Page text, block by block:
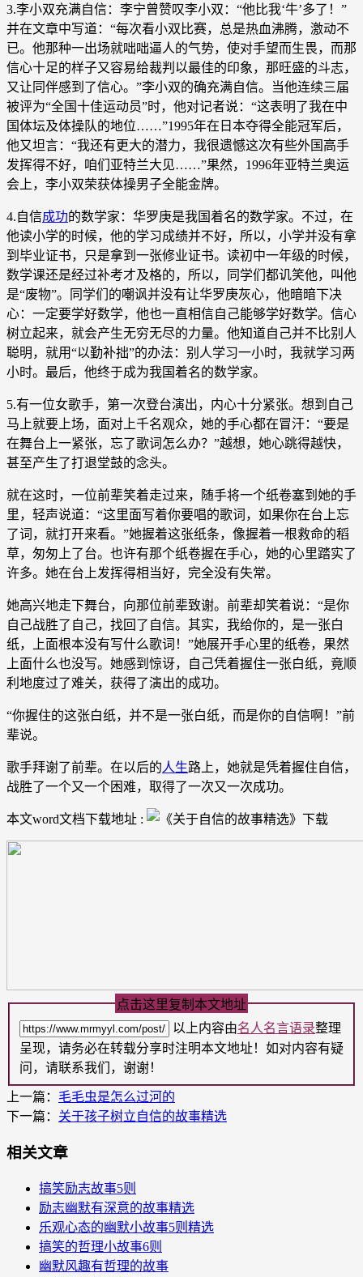
3.李小双充满自信：李宁曾赞叹李小双：“他比我‘牛’多了！”
并在文章中写道：“每次看小双比赛，总是热血沸腾，激动不
已。他那种一出场就咄咄逼人的气势，使对手望而生畏，而那
信心十足的样子又容易给裁判以最佳的印象，那旺盛的斗志，
又让同伴感到了信心。”李小双的确充满自信。当他连续三届
被评为“全国十佳运动员”时，他对记者说：“这表明了我在中
国体坛及体操队的地位……”1995年在日本夺得全能冠军后，
他又坦言：“我还有更大的潜力，我很遗憾这次有些外国高手
发挥得不好，咱们亚特兰大见……”果然，1996年亚特兰奥运
会上，李小双荣获体操男子全能金牌。
4.自信成功的数学家：华罗庚是我国着名的数学家。不过，在
他读小学的时候，他的学习成绩并不好，所以，小学并没有拿
到毕业证书，只是拿到一张修业证书。读初中一年级的时候，
数学课还是经过补考才及格的，所以，同学们都讥笑他，叫他
是“废物”。同学们的嘲讽并没有让华罗庚灰心，他暗暗下决
心：一定要学好数学，他也一直相信自己能够学好数学。信心
树立起来，就会产生无穷无尽的力量。他知道自己并不比别人
聪明，就用“以勤补拙”的办法：别人学习一小时，我就学习两
小时。最后，他终于成为我国着名的数学家。
5.有一位女歌手，第一次登台演出，内心十分紧张。想到自己
马上就要上场，面对上千名观众，她的手心都在冒汗：“要是
在舞台上一紧张，忘了歌词怎么办？”越想，她心跳得越快，
甚至产生了打退堂鼓的念头。
就在这时，一位前辈笑着走过来，随手将一个纸卷塞到她的手
里，轻声说道：“这里面写着你要唱的歌词，如果你在台上忘
了词，就打开来看。”她握着这张纸条，像握着一根救命的稻
草，匆匆上了台。也许有那个纸卷握在手心，她的心里踏实了
许多。她在台上发挥得相当好，完全没有失常。
她高兴地走下舞台，向那位前辈致谢。前辈却笑着说：“是你
自己战胜了自己，找回了自信。其实，我给你的，是一张白
纸，上面根本没有写什么歌词！”她展开手心里的纸卷，果然
上面什么也没写。她感到惊讶，自己凭着握住一张白纸，竟顺
利地度过了难关，获得了演出的成功。
“你握住的这张白纸，并不是一张白纸，而是你的自信啊！”前
辈说。
歌手拜谢了前辈。在以后的人生路上，她就是凭着握住自信，
战胜了一个又一个困难，取得了一次又一次成功。
本文word文档下载地址 :
点击这里复制本文地址
以上内容由名人名言语录整理
呈现，请务必在转载分享时注明本文地址！如对内容有疑
问，请联系我们，谢谢！
上一篇： 毛毛虫是怎么过河的
下一篇： 关于孩子树立自信的故事精选
相关文章
搞笑励志故事5则
励志幽默有深意的故事精选
乐观心态的幽默小故事5则精选
搞笑的哲理小故事6则
幽默风趣有哲理的故事